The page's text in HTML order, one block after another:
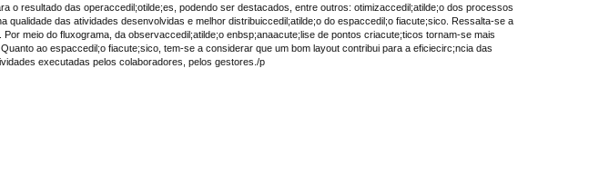
resultado das operaccedil;otilde;es, podendo ser destacados, entre outros: otimizaccedil;atilde;o dos processos
das atividades desenvolvidas e melhor distribuiccedil;atilde;o do espaccedil;o fiacute;sico. Ressalta-se a
meio do fluxograma, da observaccedil;atilde;o enbsp;anaacute;lise de pontos criacute;ticos tornam-se mais
ao espaccedil;o fiacute;sico, tem-se a considerar que um bom layout contribui para a eficiecirc;ncia das
executadas pelos colaboradores, pelos gestores./p